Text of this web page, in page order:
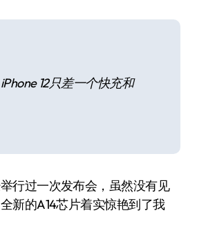
12只差一个快充和
行过一次发布会，虽然没有见
新的A14芯片着实惊艳到了我